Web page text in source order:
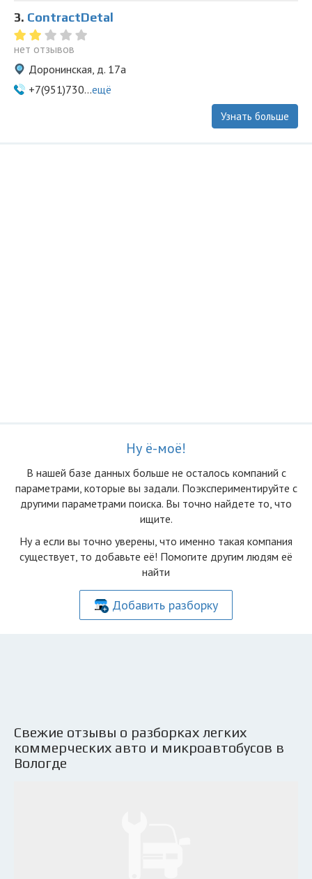
3. ContractDetal
нет отзывов
Доронинская, д. 17а
+7(951)730...ещё
Узнать больше
Ну ё-моё!
В нашей базе данных больше не осталоcь компаний с
параметрами, которые вы задали. Поэкспериментируйте с
другими параметрами поиска. Вы точно найдете то, что
ищите.
Ну а если вы точно уверены, что именно такая компания
существует, то добавьте её! Помогите другим людям её
найти
Добавить разборку
Свежие отзывы о разборках легких
коммерческих авто и микроавтобусов в
Вологде